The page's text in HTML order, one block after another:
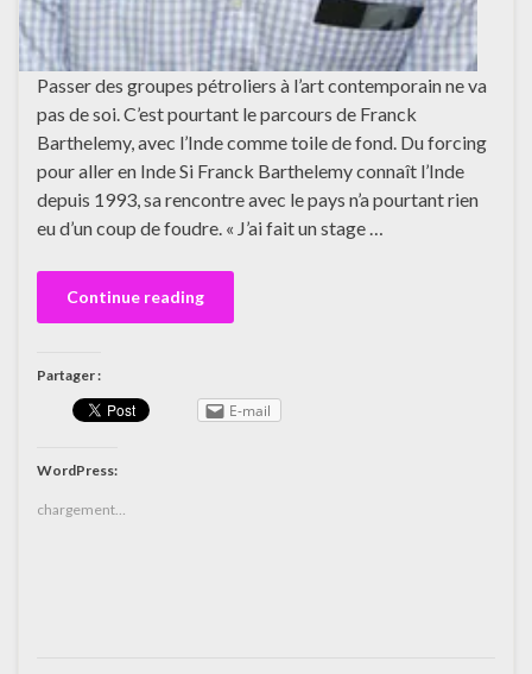
Passer des groupes pétroliers à l’art contemporain ne va
pas de soi. C’est pourtant le parcours de Franck
Barthelemy, avec l’Inde comme toile de fond. Du forcing
pour aller en Inde Si Franck Barthelemy connaît l’Inde
depuis 1993, sa rencontre avec le pays n’a pourtant rien
eu d’un coup de foudre. « J’ai fait un stage …
Continue reading
Partager :
E-mail
WordPress:
chargement…